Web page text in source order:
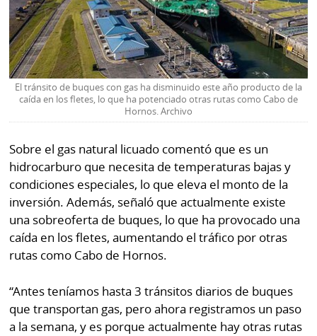
El tránsito de buques con gas ha disminuido este año producto de la
caída en los fletes, lo que ha potenciado otras rutas como Cabo de
Hornos. Archivo
Sobre el gas natural licuado comentó que es un
hidrocarburo que necesita de temperaturas bajas y
condiciones especiales, lo que eleva el monto de la
inversión. Además, señaló que actualmente existe
una sobreoferta de buques, lo que ha provocado una
caída en los fletes, aumentando el tráfico por otras
rutas como Cabo de Hornos.
“Antes teníamos hasta 3 tránsitos diarios de buques
que transportan gas, pero ahora registramos un paso
a la semana, y es porque actualmente hay otras rutas